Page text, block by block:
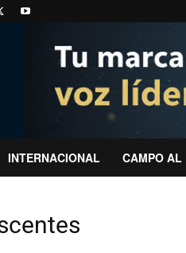
INTERNACIONAL CAMPO AL